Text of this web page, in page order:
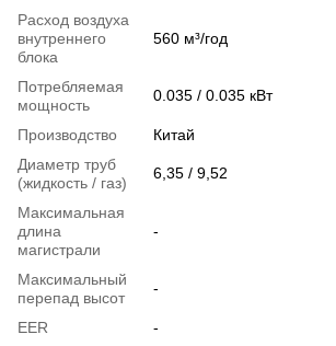
Расход воздуха
внутреннего
блока
560 м³/год
Потребляемая
мощность
0.035 / 0.035 кВт
Производство
Китай
Диаметр труб
(жидкость / газ)
6,35 / 9,52
Максимальная
длина
магистрали
-
Максимальный
перепад высот
-
EER
-